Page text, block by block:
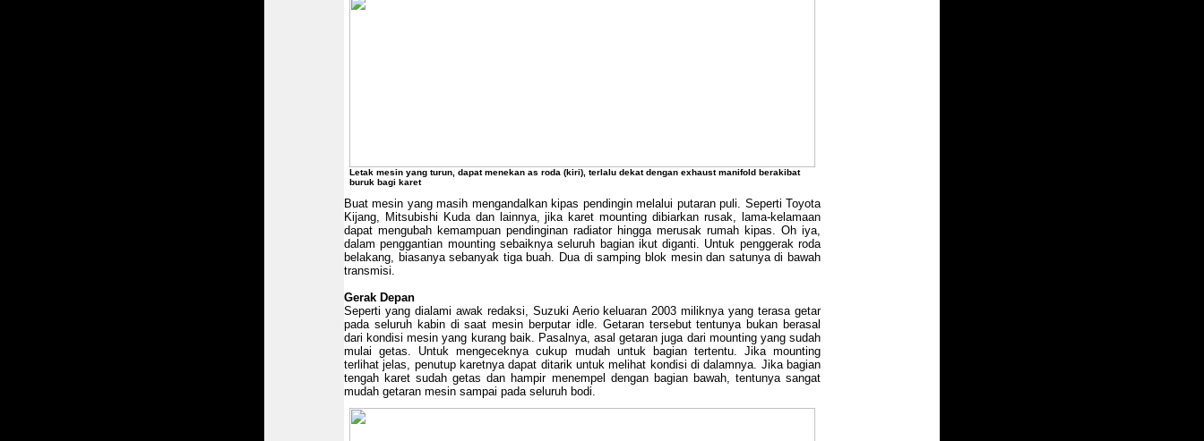
Letak mesin yang turun, dapat menekan as roda (kiri), terlalu dekat dengan exhaust manifold berakibat
buruk bagi karet
Buat mesin yang masih mengandalkan kipas pendingin melalui putaran puli. Seperti Toyota
Kijang, Mitsubishi Kuda dan lainnya, jika karet mounting dibiarkan rusak, lama-kelamaan
dapat mengubah kemampuan pendinginan radiator hingga merusak rumah kipas. Oh iya,
dalam penggantian mounting sebaiknya seluruh bagian ikut diganti. Untuk penggerak roda
belakang, biasanya sebanyak tiga buah. Dua di samping blok mesin dan satunya di bawah
transmisi.
Gerak Depan
Seperti yang dialami awak redaksi, Suzuki Aerio keluaran 2003 miliknya yang terasa getar
pada seluruh kabin di saat mesin berputar idle. Getaran tersebut tentunya bukan berasal
dari kondisi mesin yang kurang baik. Pasalnya, asal getaran juga dari mounting yang sudah
mulai getas. Untuk mengeceknya cukup mudah untuk bagian tertentu. Jika mounting
terlihat jelas, penutup karetnya dapat ditarik untuk melihat kondisi di dalamnya. Jika bagian
tengah karet sudah getas dan hampir menempel dengan bagian bawah, tentunya sangat
mudah getaran mesin sampai pada seluruh bodi.